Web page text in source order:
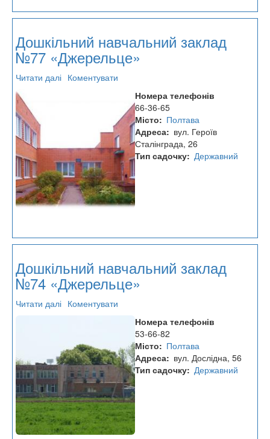
Дошкільний навчальний заклад
№77 «Джерельце»
Читати далі про
«Джерельце»
Коментувати
Номера телефонів
66-36-65
Місто
Полтава
Адреса
вул. Героїв
Сталінграда, 26
Тип садочку Державний
Дошкільний навчальний заклад
№74 «Джерельце»
Читати далі про
№74
«Джерельце»
Коментувати
Номера телефонів
53-66-82
Місто
Полтава
Адреса
вул. Дослідна, 56
Тип садочку Державний